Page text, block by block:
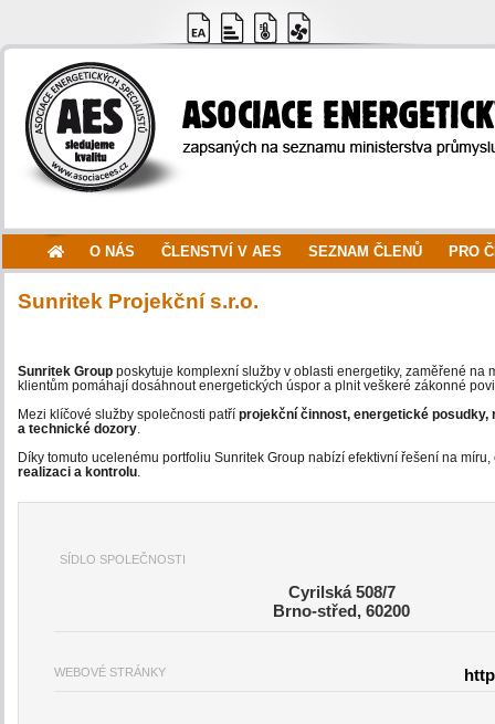
O NÁS ČLENSTVÍ V AES SEZNAM ČLENŮ PRO
Sunritek Projekční s.r.o.
Sunritek Group poskytuje komplexní služby v oblasti energetiky, zaměřené na
klientům pomáhají dosáhnout energetických úspor a plnit veškeré zákonné
Mezi klíčové služby společnosti patří projekční činnost, energetické posudky,
a technické dozory.
Díky tomuto ucelenému portfoliu Sunritek Group nabízí efektivní řešení na míru,
realizaci a kontrolu.
SÍDLO SPOLEČNOSTI
Cyrilská 508/7
Brno-střed, 60200
WEBOVÉ STRÁNKY